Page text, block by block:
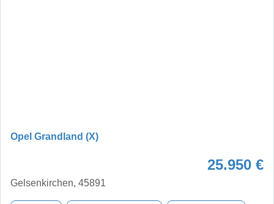
Opel Grandland (X)
25.950 €
Gelsenkirchen, 45891